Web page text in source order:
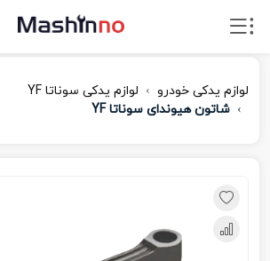
لوازم یدکی خودرو
لوازم یدکی سوناتا YF
شاتون هیوندای سوناتا YF